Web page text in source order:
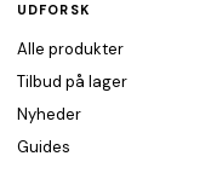
UDFORSK
Alle produkter
Tilbud på lager
Nyheder
Guides